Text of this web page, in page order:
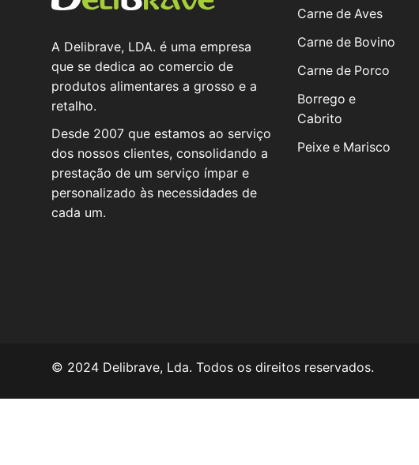
A Delibrave, LDA. é uma empresa
que se dedica ao comercio de
produtos alimentares a grosso e a
retalho.
Desde 2007 que estamos ao serviço
dos nossos clientes, consolidando a
prestação de um serviço ímpar e
personalizado às necessidades de
cada um.
Carne de Aves
Carne de Bovino
Carne de Porco
Borrego e
Cabrito
Peixe e Marisco
© 2024 Delibrave, Lda. Todos os direitos reservados.